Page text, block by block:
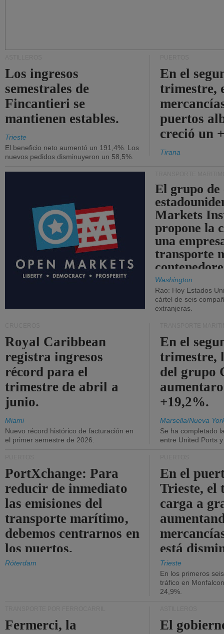
Los ingresos
semestrales de
Fincantieri se
mantienen estables.
Trieste
El beneficio neto aumentó un 191,4%. Los
nuevos pedidos disminuyeron un 58,5%.
En el
trimestre,
puertos
creció un
Tirana
El grupo de
Markets
propone la
una
transporte
Washington
Rao: Hoy Estados
cártel de seis
extranjeras.
Royal Caribbean
registra ingresos
récord para el
trimestre de abril a
junio.
Miami
Nuevo récord histórico de facturación en
el primer semestre de 2026.
En el
trimestre,
del grupo
+19,2%.
Marsella/Nueva
Se ha completado
entre United Ports
PortXchange: Para
reducir de inmediato
las emisiones del
transporte marítimo,
debemos centrarnos en
los puertos.
Róterdam
En el
Trieste, el
carga a
está
Trieste
En los primeros
tráfico en
24,9%.
Fermerci, la
El